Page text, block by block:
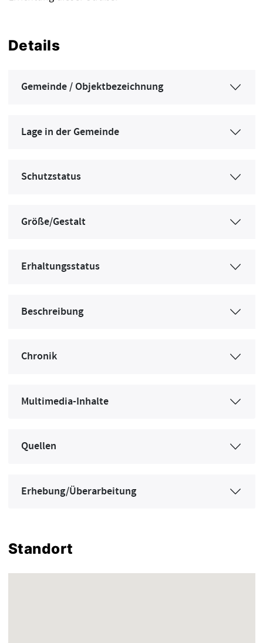
Details
Gemeinde / Objektbezeichnung
Lage in der Gemeinde
Schutzstatus
Größe/Gestalt
Erhaltungsstatus
Beschreibung
Chronik
Multimedia-Inhalte
Quellen
Erhebung/Überarbeitung
Standort